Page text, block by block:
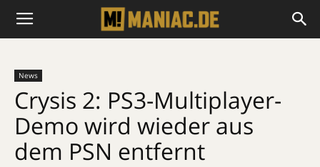
News
Crysis 2: PS3-Multiplayer-
Demo wird wieder aus
dem PSN entfernt